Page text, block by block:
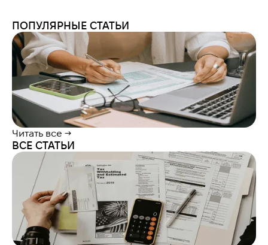
ПОПУЛЯРНЫЕ СТАТЬИ
Читать все →
ВСЕ СТАТЬИ